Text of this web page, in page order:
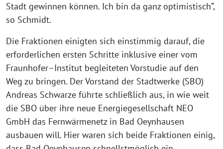
Stadt gewinnen können. Ich bin da ganz optimistisch“,
so Schmidt.
Die Fraktionen einigten sich einstimmig darauf, die
erforderlichen ersten Schritte inklusive einer vom
Fraunhofer–Institut begleiteten Vorstudie auf den
Weg zu bringen. Der Vorstand der Stadtwerke (SBO)
Andreas Schwarze führte schließlich aus, in wie weit
die SBO über ihre neue Energiegesellschaft NEO
GmbH das Fernwärmenetz in Bad Oeynhausen
ausbauen will. Hier waren sich beide Fraktionen einig,